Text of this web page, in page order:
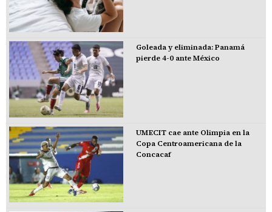
Goleada y eliminada: Panamá
pierde 4-0 ante México
UMECIT cae ante Olimpia en la
Copa Centroamericana de la
Concacaf